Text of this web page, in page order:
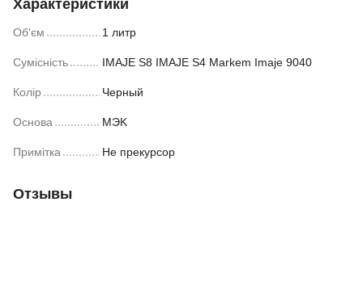
Характеристики
Об'єм 1 литр
Сумісність IMAJE S8 IMAJE S4 Markem Imaje 9040
Колір Черный
Основа MЭK
Примітка Не прекурсор
Отзывы